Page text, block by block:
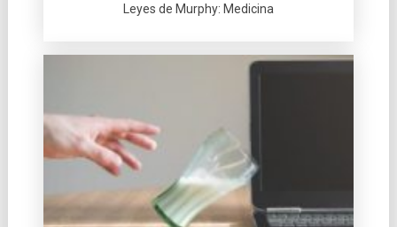
Leyes de Murphy: Medicina